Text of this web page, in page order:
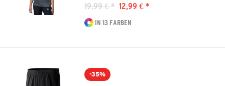
19,99 € * 12,99 € *
IN 13 FARBEN
-35%